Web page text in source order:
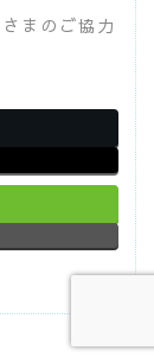
まのご協力